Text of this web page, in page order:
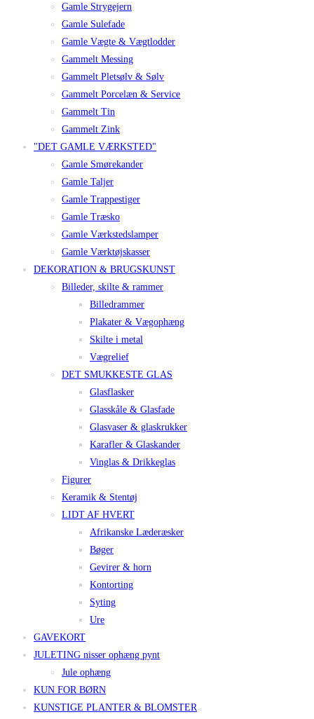
Gamle Strygejern
Gamle Sulefade
Gamle Vægte & Vægtlodder
Gammelt Messing
Gammelt Pletsølv & Sølv
Gammelt Porcelæn & Service
Gammelt Tin
Gammelt Zink
"DET GAMLE VÆRKSTED"
Gamle Smørekander
Gamle Taljer
Gamle Trappestiger
Gamle Træsko
Gamle Værkstedslamper
Gamle Værktøjskasser
DEKORATION & BRUGSKUNST
Billeder, skilte & rammer
Billedrammer
Plakater & Vægophæng
Skilte i metal
Vægrelief
DET SMUKKESTE GLAS
Glasflasker
Glasskåle & Glasfade
Glasvaser & glaskrukker
Karafler & Glaskander
Vinglas & Drikkeglas
Figurer
Keramik & Stentøj
LIDT AF HVERT
Afrikanske Læderæsker
Bøger
Gevirer & horn
Kontorting
Syting
Ure
GAVEKORT
JULETING nisser ophæng pynt
Jule ophæng
KUN FOR BØRN
KUNSTIGE PLANTER & BLOMSTER